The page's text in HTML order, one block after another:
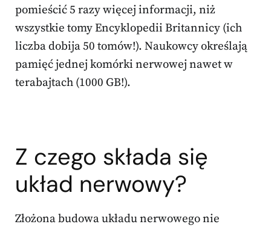
pomieścić 5 razy więcej informacji, niż
wszystkie tomy Encyklopedii Britannicy (ich
liczba dobija 50 tomów!). Naukowcy określają
pamięć jednej komórki nerwowej nawet w
terabajtach (1000 GB!).
Z czego składa się
układ nerwowy?
Złożona budowa układu nerwowego nie